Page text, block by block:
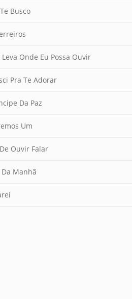
Busco
Leva Onde Eu Possa Ouvir
Pra Te Adorar
Da Paz
Um
Ouvir Falar
Da Manhã